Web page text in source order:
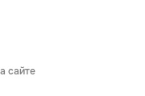
сайте